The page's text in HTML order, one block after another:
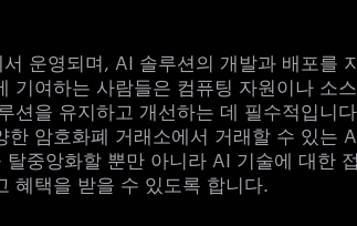
운영되며, AI 솔루션의 개발과 배포를
기여하는 사람들은 컴퓨팅 자원이나 소
션을 유지하고 개선하는 데 필수적입니
암호화폐 거래소에서 거래할 수 있는
중앙화할 뿐만 아니라 AI 기술에 대한
혜택을 받을 수 있도록 합니다.